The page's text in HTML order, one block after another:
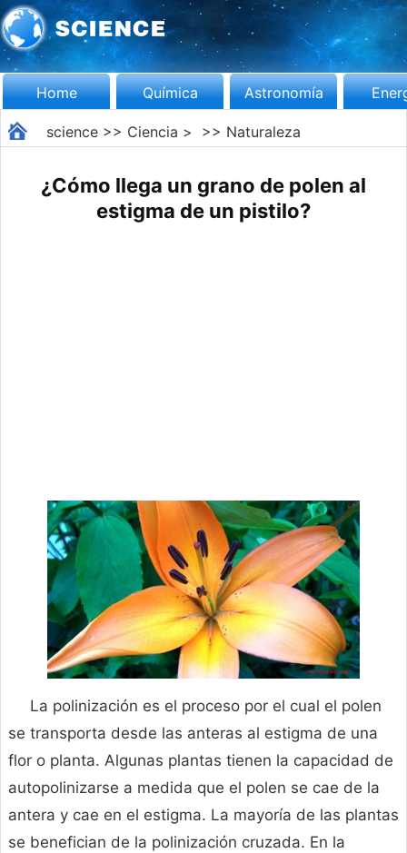
Home Química Astronomía
science>> Ciencia > >> Naturaleza
¿Cómo llega un grano de polen al
estigma de un pistilo?
La polinización es el proceso por el cual el polen
se transporta desde las anteras al estigma de una
flor o planta. Algunas plantas tienen la capacidad de
autopolinizarse a medida que el polen se cae de la
antera y cae en el estigma. La mayoría de las plantas
se benefician de la polinización cruzada. En la